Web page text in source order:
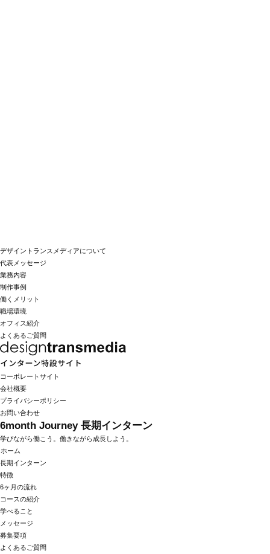
デザイントランスメディアについて
代表メッセージ
業務内容
制作事例
働くメリット
職場環境
オフィス紹介
よくあるご質問
コーポレートサイト
会社概要
プライバシーポリシー
お問い合わせ
6month Journey 長期インターン
学びながら働こう。働きながら成長しよう。
ホーム
長期インターン
特徴
6ヶ月の流れ
コースの紹介
学べること
メッセージ
募集要項
よくあるご質問